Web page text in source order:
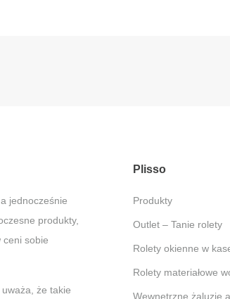
jednocześnie
produkty,
ceni sobie
że takie
Plisso
Produkty
Outlet – Tanie rolety
Rolety okienne w
Rolety materiałowe
Wewnętrzne żaluzje aluminiowe